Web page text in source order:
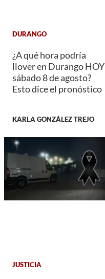
DURANGO
¿A qué hora podría
llover en Durango HOY
sábado 8 de agosto?
Esto dice el pronóstico
KARLA GONZÁLEZ TREJO
JUSTICIA